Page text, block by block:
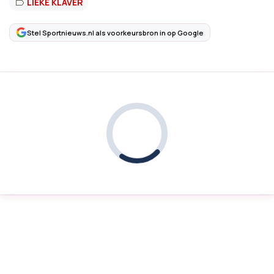
Stel Sportnieuws.nl als voorkeursbron in op Google